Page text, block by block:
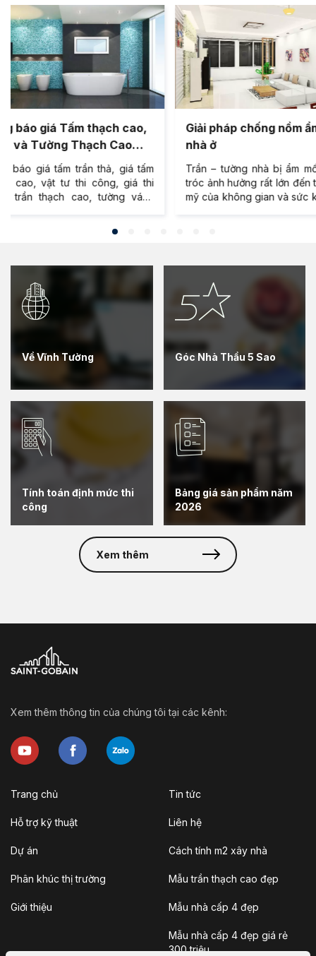
Giải pháp chống nồm ẩm cho
nhà ở
Trần – tường nhà bị ẩm mốc, bong
tróc ảnh hưởng rất lớn đến tính thẩm
mỹ của không gian và sức khỏe của
Ẩm mốc - mối
Không khí bị ô
thường hạn chế
ảnh hưởng đến sức
Về Vĩnh Tường Góc Nhà Thầu 5 Sao
Tính toán định mức thi
công
Bảng giá sản phẩm năm
2026
Xem thêm
Xem thêm thông tin của chúng tôi tại các kênh:
Trang chủ
Hỗ trợ kỹ thuật
Dự án
Phân khúc thị trường
Giới thiệu
Tin tức
Liên hệ
Cách tính m2 xây nhà
Mẫu trần thạch cao đẹp
Mẫu nhà cấp 4 đẹp
Mẫu nhà cấp 4 đẹp giá rẻ
300 triệu